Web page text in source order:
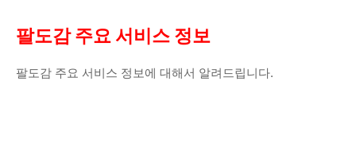
팔도감 주요 서비스 정보
팔도감 주요 서비스 정보에 대해서 알려드립니다.